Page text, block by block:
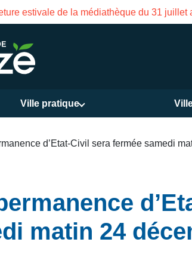
estivale de la médiathèque du 31
Ville pratique
d’Etat-Civil sera fermée samedi
matin 24